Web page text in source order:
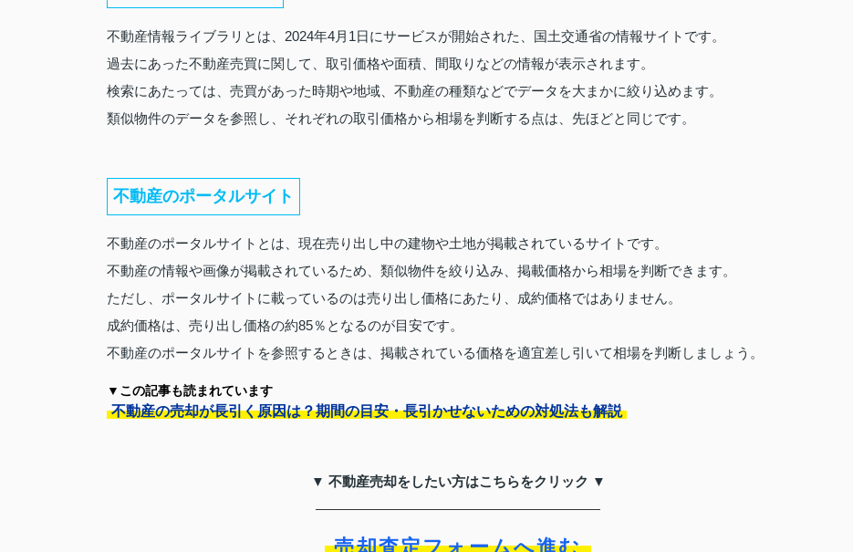
不動産情報ライブラリとは、2024年4月1日にサービスが開始された、国土交通省の情報サイトです。
過去にあった不動産売買に関して、取引価格や面積、間取りなどの情報が表示されます。
検索にあたっては、売買があった時期や地域、不動産の種類などでデータを大まかに絞り込めます。
類似物件のデータを参照し、それぞれの取引価格から相場を判断する点は、先ほどと同じです。
不動産のポータルサイト
不動産のポータルサイトとは、現在売り出し中の建物や土地が掲載されているサイトです。
不動産の情報や画像が掲載されているため、類似物件を絞り込み、掲載価格から相場を判断できます。
ただし、ポータルサイトに載っているのは売り出し価格にあたり、成約価格ではありません。
成約価格は、売り出し価格の約85％となるのが目安です。
不動産のポータルサイトを参照するときは、掲載されている価格を適宜差し引いて相場を判断しましょう。
▼この記事も読まれています
不動産の売却が長引く原因は？期間の目安・長引かせないための対処法も解説
▼ 不動産売却をしたい方はこちらをクリック ▼
売却査定フォームへ進む